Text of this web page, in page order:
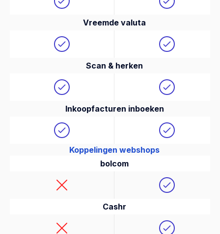
Vreemde valuta
Scan & herken
Inkoopfacturen inboeken
Koppelingen webshops
bolcom
Cashr